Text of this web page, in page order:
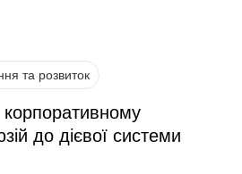
та розвиток
до дієвої системи